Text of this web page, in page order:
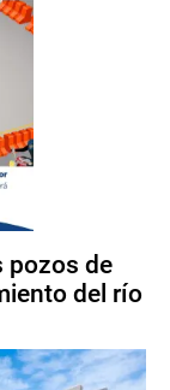
pozos de
del río